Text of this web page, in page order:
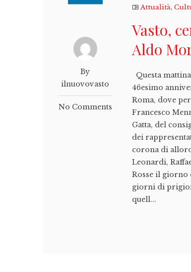
By
ilnuovovasto
No Comments
Attualità,
Vasto,
Aldo
Questa
46esimo
Roma, dove
Francesco
Gatta, del
dei
corona di
Leonardi,
Rosse il giorno
giorni di
quell...